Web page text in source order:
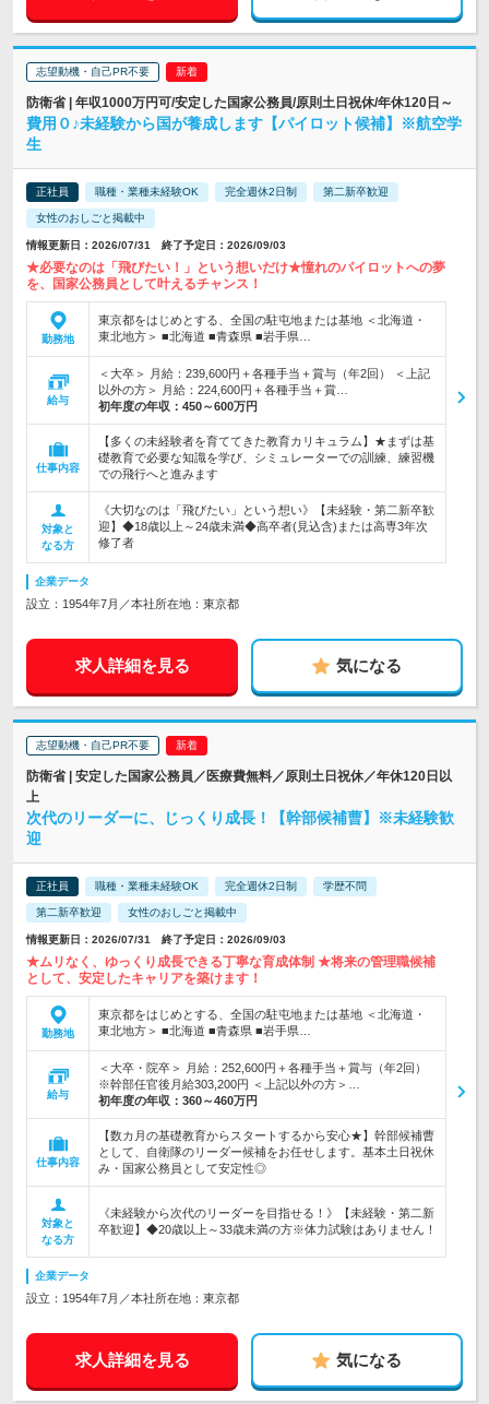
志望動機・自己PR不要
防衛省 | 年収1000万円可/安定した国家公務員/原則土日祝休/年休120日～
費用０♪未経験から国が養成します【パイロット候補】※航空学
生
正社員 職種・業種未経験OK 完全週休2日制 第二新卒歓迎
女性のおしごと掲載中
情報更新日：2026/07/31 終了予定日：2026/09/03
★必要なのは「飛びたい！」という想いだけ★憧れのパイロットへの夢
を、国家公務員として叶えるチャンス！
勤務地
東京都をはじめとする、全国の駐屯地または基地 ＜北海道・
東北地方＞ ■北海道 ■青森県 ■岩手県…
給与
＜大卒＞ 月給：239,600円＋各種手当＋賞与（年2回） ＜上記
以外の方＞ 月給：224,600円＋各種手当＋賞…
初年度の年収： 450～600万円
仕事内容
【多くの未経験者を育ててきた教育カリキュラム】★まずは基
礎教育で必要な知識を学び、シミュレーターでの訓練、練習機
での飛行へと進みます
対象と
なる方
《大切なのは「飛びたい」という想い》【未経験・第二新卒歓
迎】◆18歳以上～24歳未満◆高卒者(見込含)または高専3年次
修了者
企業データ
設立：1954年7月／本社所在地：東京都
求人詳細を見る 気になる
志望動機・自己PR不要
防衛省 | 安定した国家公務員／医療費無料／原則土日祝休／年休120日以
上
次代のリーダーに、じっくり成長！【幹部候補曹】※未経験歓
迎
正社員 職種・業種未経験OK 完全週休2日制 学歴不問
第二新卒歓迎 女性のおしごと掲載中
情報更新日：2026/07/31 終了予定日：2026/09/03
★ムリなく、ゆっくり成長できる丁寧な育成体制 ★将来の管理職候補
として、安定したキャリアを築けます！
勤務地
東京都をはじめとする、全国の駐屯地または基地 ＜北海道・
東北地方＞ ■北海道 ■青森県 ■岩手県…
給与
＜大卒・院卒＞ 月給：252,600円＋各種手当＋賞与（年2回）
※幹部任官後月給303,200円 ＜上記以外の方＞…
初年度の年収： 360～460万円
仕事内容
【数カ月の基礎教育からスタートするから安心★】幹部候補曹
として、自衛隊のリーダー候補をお任せします。基本土日祝休
み・国家公務員として安定性◎
対象と
なる方
《未経験から次代のリーダーを目指せる！》【未経験・第二新
卒歓迎】◆20歳以上～33歳未満の方※体力試験はありません！
企業データ
設立：1954年7月／本社所在地：東京都
求人詳細を見る 気になる